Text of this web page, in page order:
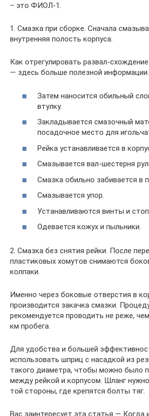
– это ФИОЛ-1.
1. Смазка при сборке. Сначала
внутренняя полость корпуса.
Как отрегулировать развал-
— здесь больше полезной информации.
Затем наносится обильный
втулку.
Закладывается смазочный
посадочное место для
Рейка устанавливается в
Смазывается вал-шестерня
Смазка обильно забивается в
Смазывается упор.
Устанавливаются винты и
Одевается кожух и пыльники.
2. Смазка без снятия рейки. После
пластиковых хомутов снимаются
колпаки.
Именно через боковые отверстия в
производится закачка смазки.
рекомендуется проводить не реже,
км пробега.
Для удобства и большей
использовать шприц с насадкой из
такого диаметра, чтобы можно было
между рейкой и корпусом. Шланг
той стороны, где крепятся болты тяг.
Вас заинтересует эта статья — Когда